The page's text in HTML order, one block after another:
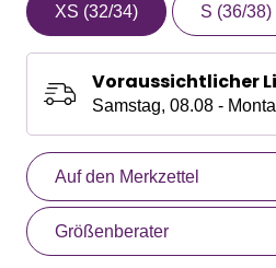
XS (32/34) S (36/38)
Voraussichtlicher
Samstag, 08.08 -
Auf den Merkzettel
Größenberater